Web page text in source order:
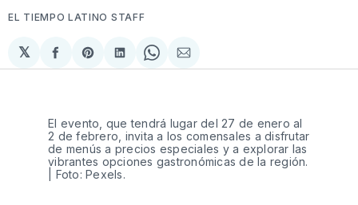
EL TIEMPO LATINO STAFF
𝕏
Compartir
en
Share
on
Compartir
en
Share
on
Compartir
via
El evento, que tendrá lugar del 27 de enero al
2 de febrero, invita a los comensales a disfrutar
de menús a precios especiales y a explorar las
vibrantes opciones gastronómicas de la región.
| Foto: Pexels.